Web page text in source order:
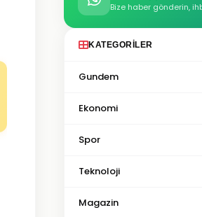
Bize haber gönderin,
KATEGORILER
Gundem
Ekonomi
Spor
Teknoloji
Magazin